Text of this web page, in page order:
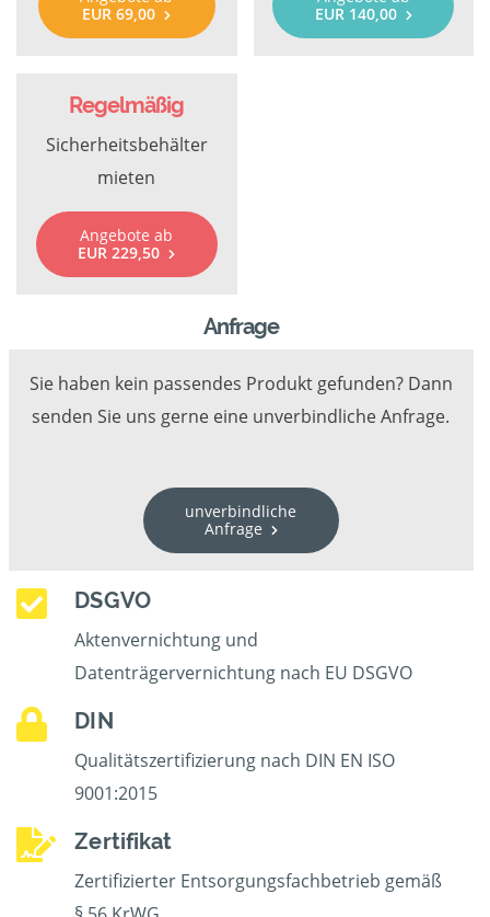
EUR 69,00
EUR 140,00
Regelmäßig
Sicherheitsbehälter
mieten
Angebote ab
EUR 229,50
Anfrage
Sie haben kein passendes Produkt gefunden? Dann
senden Sie uns gerne eine unverbindliche Anfrage.
unverbindliche
Anfrage
DSGVO
Aktenvernichtung und
Datenträgervernichtung nach EU DSGVO
DIN
Qualitätszertifizierung nach DIN EN ISO
9001:2015
Zertifikat
Zertifizierter Entsorgungsfachbetrieb gemäß